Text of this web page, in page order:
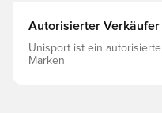
Autorisierter Verkäufer
Unisport ist ein
Marken